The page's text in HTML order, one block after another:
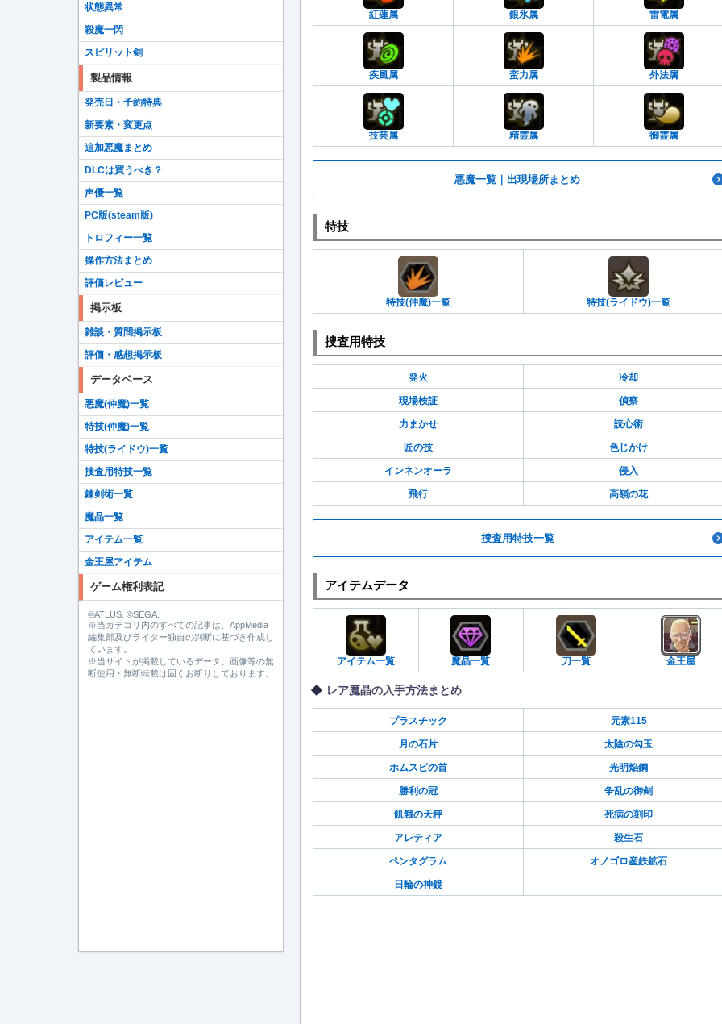
紅蓮属 銀氷属 雷電属
疾風属 蛮力属 外法属
技芸属 精霊属 御霊属
悪魔一覧｜出現場所まとめ
特技
特技(仲魔)一覧 特技(ライドウ)一覧
捜査用特技
発火 冷却
現場検証 偵察
力まかせ 読心術
匠の技 色じかけ
インネンオーラ 侵入
飛行 高嶺の花
捜査用特技一覧
アイテムデータ
アイテム一覧 魔晶一覧 刀一覧 金王屋
レア魔晶の入手方法まとめ
プラスチック 元素115
月の石片 太陰の勾玉
ホムスビの首 光明焔鋼
勝利の冠 争乱の御剣
飢餓の天秤 死病の刻印
アレティア 殺生石
ペンタグラム オノゴロ産鉄鉱石
日輪の神鏡
状態異常
殺魔一閃
スピリット剣
製品情報
発売日・予約特典
新要素・変更点
追加悪魔まとめ
DLCは買うべき？
声優一覧
PC版(steam版)
トロフィー一覧
操作方法まとめ
評価レビュー
掲示板
雑談・質問掲示板
評価・感想掲示板
データベース
悪魔(仲魔)一覧
特技(仲魔)一覧
特技(ライドウ)一覧
捜査用特技一覧
錬剣術一覧
魔晶一覧
アイテム一覧
金王屋アイテム
ゲーム権利表記
©ATLUS. ©SEGA.
※当カテゴリ内のすべての記事は、AppMedia
編集部及びライター独自の判断に基づき作成し
ています。
※当サイトが掲載しているデータ、画像等の無
断使用・無断転載は固くお断りしております。